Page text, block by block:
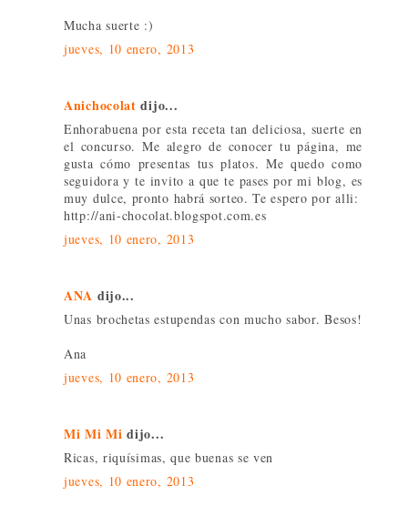
Mucha suerte :)
jueves, 10 enero, 2013
Anichocolat dijo...
Enhorabuena por esta receta tan deliciosa, suerte en
el concurso. Me alegro de conocer tu página, me
gusta cómo presentas tus platos. Me quedo como
seguidora y te invito a que te pases por mi blog, es
muy dulce, pronto habrá sorteo. Te espero por alli:
http://ani-chocolat.blogspot.com.es
jueves, 10 enero, 2013
ANA dijo...
Unas brochetas estupendas con mucho sabor. Besos!
Ana
jueves, 10 enero, 2013
Mi Mi Mi dijo...
Ricas, riquísimas, que buenas se ven
jueves, 10 enero, 2013